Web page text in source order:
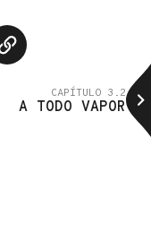
CAPÍTULO 3.2
A TODO VAPOR